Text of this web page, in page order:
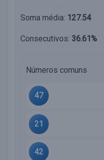
Soma média: 127.54
Consecutivos: 36.61%
Números comuns
47
21
42